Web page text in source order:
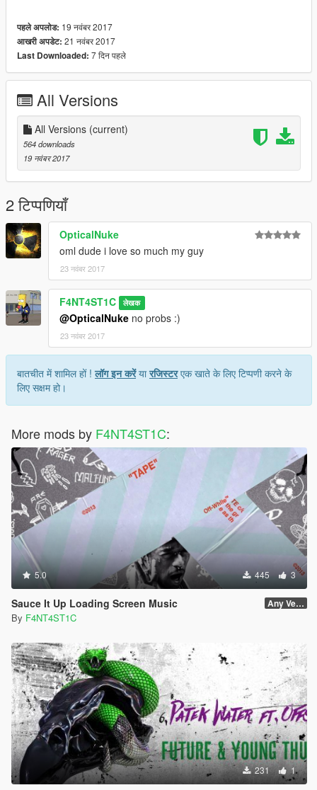
पहले अपलोड: 19 नवंबर 2017
आखरी अपडेट: 21 नवंबर 2017
Last Downloaded: 7 दिन पहले
All Versions
All Versions (current)
564 downloads
19 नवंबर 2017
2 टिप्पणियाँ
OpticalNuke
oml dude i love so much my guy
23 नवंबर 2017
F4NT4ST1C लेखक
@OpticalNuke no probs :)
23 नवंबर 2017
बातचीत में शामिल हों !लॉग इन करेंयारजिस्टरएक खाते के लिए टिप्पणी करने के
लिए सक्षम हो।
More mods by F4NT4ST1C:
5.0 445 3
Sauce It Up Loading Screen Music Any Version
By F4NT4ST1C
231 1